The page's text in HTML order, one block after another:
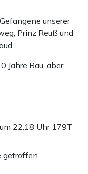
unserer
Prinz Reuß und
Jahre Bau, aber
22:18 Uhr 179T